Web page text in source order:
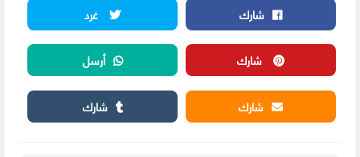
شارك
غرد
شارك
أرسل
شارك
شارك